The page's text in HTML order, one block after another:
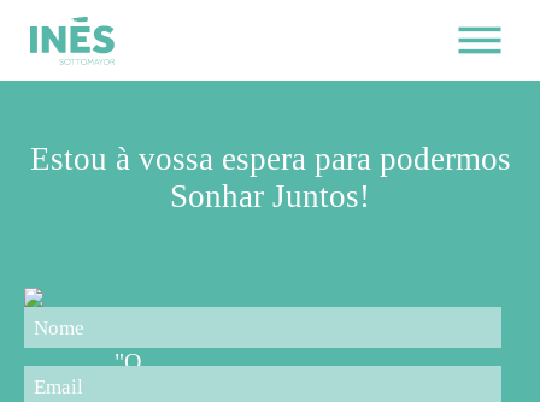
Estou à vossa espera para podermos
Sonhar Juntos!
"O